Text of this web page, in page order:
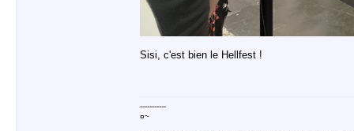
Sisi, c'est bien le Hellfest !
-----------
¤~